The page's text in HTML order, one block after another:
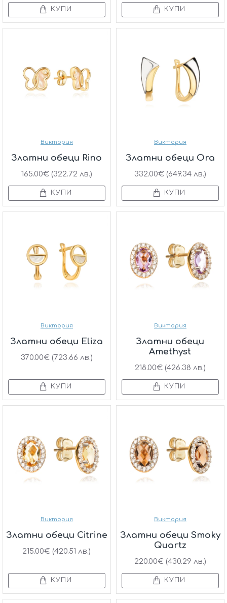
КУПИ КУПИ
Виктория
Златни обеци Rino
165.00€ (322.72 лв.)
КУПИ
Виктория
Златни обеци Ora
332.00€ (649.34 лв.)
КУПИ
Виктория
Златни обеци Eliza
370.00€ (723.66 лв.)
КУПИ
Виктория
Златни обеци
Amethyst
218.00€ (426.38 лв.)
КУПИ
Виктория
Златни обеци Citrine
215.00€ (420.51 лв.)
КУПИ
Виктория
Златни обеци Smoky
Quartz
220.00€ (430.29 лв.)
КУПИ